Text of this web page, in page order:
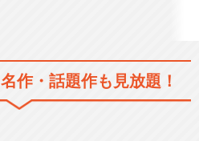
ロックマンエグゼ BEAST
名作・話題作も見放題！